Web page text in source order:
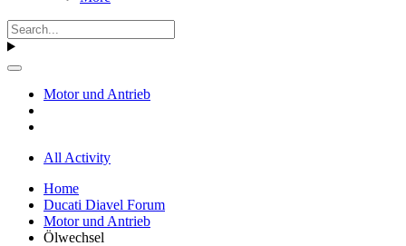
Motor und Antrieb
All Activity
Home
Ducati Diavel Forum
Motor und Antrieb
Ölwechsel